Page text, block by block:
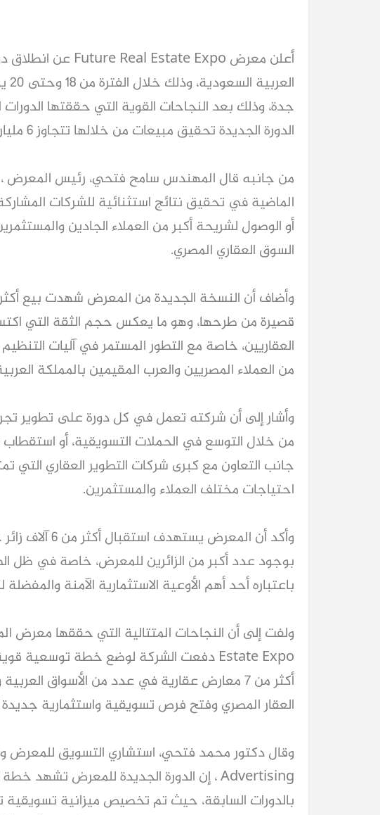
الدورة الجديدة تحقيق مبيعات من خلالها تتجاوز 6 مليارات جنيه.
السوق العقاري المصري.
من العملاء المصريين والعرب المقيمين بالمملكة
احتياجات مختلف العملاء والمستثمرين.
باعتباره أحد أهم الأوعية الاستثمارية الآمنة والمفضلة
العقار المصري وفتح فرص تسويقية واستثمارية جديدة